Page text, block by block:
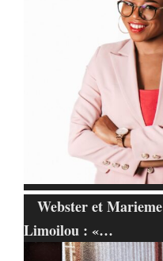
Webster et
Limoilou : «…